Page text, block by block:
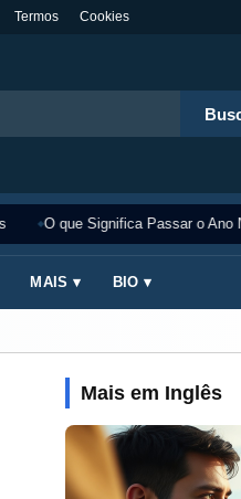
Termos Cookies
O que Significa Passar o Ano
MAIS ▾ BIO ▾
Mais em Inglês